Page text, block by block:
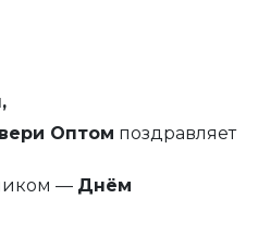
Оптом поздравляет
— Днём